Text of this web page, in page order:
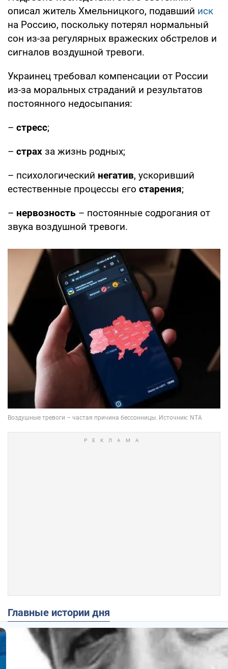
описал житель Хмельницкого, подавший иск
на Россию, поскольку потерял нормальный
сон из-за регулярных вражеских обстрелов и
сигналов воздушной тревоги.
Украинец требовал компенсации от России
из-за моральных страданий и результатов
постоянного недосыпания:
– стресс;
– страх за жизнь родных;
– психологический негатив, ускоривший
естественные процессы его старения;
– нервозность – постоянные содрогания от
звука воздушной тревоги.
Главные истории дня